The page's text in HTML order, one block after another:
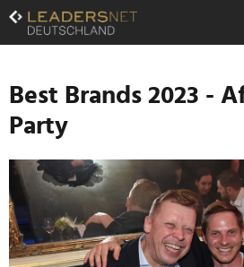
Zum
Inhalt
Zur
Navigation
Zur
Hauptnavigation
Best Brands 2023 -
Party